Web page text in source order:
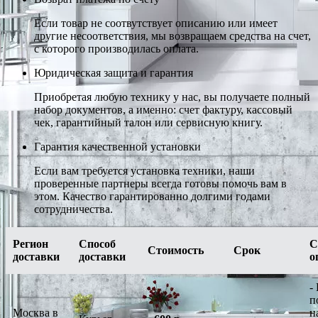
Если товар не соотвутствует описанию или имеет
другие несоответствия, мы возвращаем средства на счет,
с которого производилась оплата.
Юридическая защита и гарантия
Приобретая любую технику у нас, вы получаете полный
набор документов, а именно: счет фактуру, кассовый
чек, гарантийный талон или сервисную книгу.
Гарантия качественной установки
Если вам требуется установка техники, наши
проверенные партнеры всегда готовы помочь вам в
этом. Качество гарантированно долгими годами
сотрудничества.
Регион
доставки
Способ
доставки
Стоимость Срок
Москва в
-